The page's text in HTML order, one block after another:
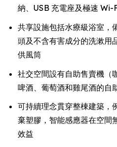
納、USB 充電座及極速 Wi-
共享設施包括水療級浴室，
頭及不含有害成分的洗漱用
供風筒
社交空間設有自助售賣機（
啤酒、葡萄酒和雞尾酒的自
可持續理念貫穿整棟建築，
棄塑膠，智能感應器在空間
效益